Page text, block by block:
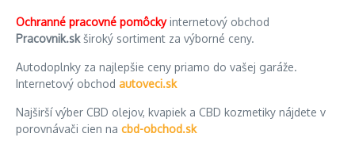
Ochranné pracovné pomôckyinternetový obchod
Pracovnik.skširoký sortiment za výborné ceny.
Autodoplnky za najlepšie ceny priamo do vašej garáže.
Internetový obchod autoveci.sk
Najširší výber CBD olejov, kvapiek a CBD kozmetiky nájdete v
porovnávači cien na cbd-obchod.sk